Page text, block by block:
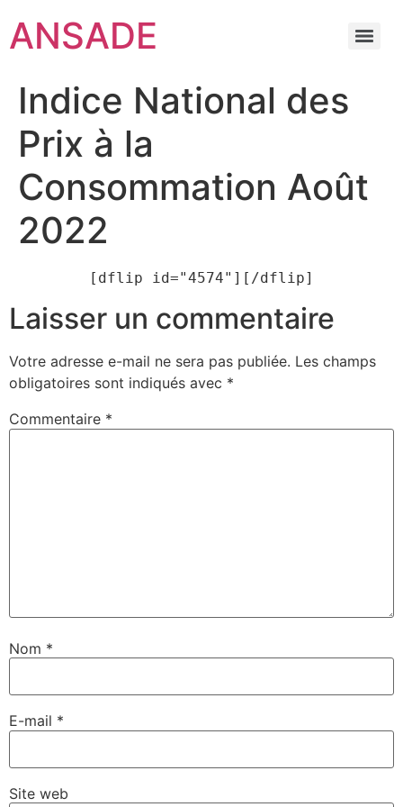
ANSADE
Indice National des
Prix à la
Consommation Août
2022
[dflip id="4574"][/dflip]
Laisser un commentaire
Votre adresse e-mail ne sera pas publiée. Les champs
obligatoires sont indiqués avec *
Commentaire *
Nom *
E-mail *
Site web